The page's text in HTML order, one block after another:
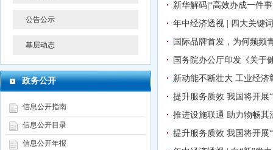
公告公示
基层动态
政务公开
信息公开指南
信息公开目录
信息公开年报
新华解码|“高效办成一件
年中经济透视 | 四大关键
国际品牌首发，为何频频
国务院办公厅印发《关于
新动能不断壮大 工业经济
提升服务质效 我国将开展
推进设施联通 助力物畅
提升服务质效 我国将开展